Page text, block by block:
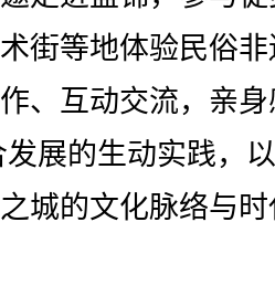
街等地体验民俗
、互动交流，亲
发展的生动实践，
城的文化脉络与